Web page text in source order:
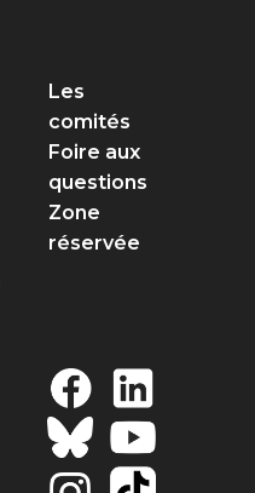
Les
comités
Foire aux
questions
Zone
réservée